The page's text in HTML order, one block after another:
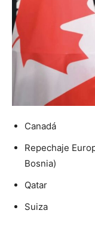
Canadá
Repechaje
Bosnia)
Qatar
Suiza